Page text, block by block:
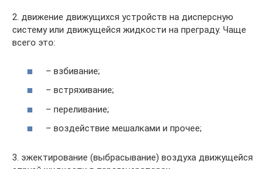
2. движение движущихся устройств на дисперсную
систему или движущейся жидкости на преграду. Чаще
всего это:
– взбивание;
– встряхивание;
– переливание;
– воздействие мешалками и прочее;
3. эжектирование (выбрасывание) воздуха движущейся